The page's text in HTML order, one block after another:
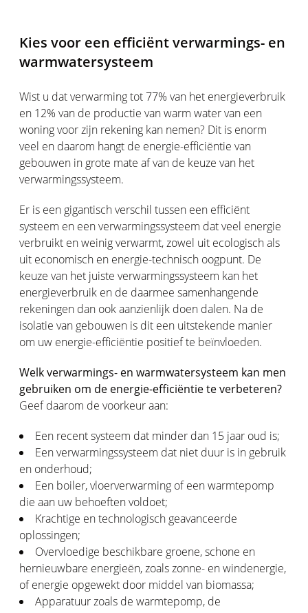
Kies voor een efficiënt verwarmings- en
warmwatersysteem
Wist u dat verwarming tot 77% van het energieverbruik
en 12% van de productie van warm water van een
woning voor zijn rekening kan nemen? Dit is enorm
veel en daarom hangt de energie-efficiëntie van
gebouwen in grote mate af van de keuze van het
verwarmingssysteem.
Er is een gigantisch verschil tussen een efficiënt
systeem en een verwarmingssysteem dat veel energie
verbruikt en weinig verwarmt, zowel uit ecologisch als
uit economisch en energie-technisch oogpunt. De
keuze van het juiste verwarmingssysteem kan het
energieverbruik en de daarmee samenhangende
rekeningen dan ook aanzienlijk doen dalen. Na de
isolatie van gebouwen is dit een uitstekende manier
om uw energie-efficiëntie positief te beïnvloeden.
Welk verwarmings- en warmwatersysteem kan men
gebruiken om de energie-efficiëntie te verbeteren?
Geef daarom de voorkeur aan:
Een recent systeem dat minder dan 15 jaar oud is;
Een verwarmingssysteem dat niet duur is in gebruik
en onderhoud;
Een boiler, vloerverwarming of een warmtepomp
die aan uw behoeften voldoet;
Krachtige en technologisch geavanceerde
oplossingen;
Overvloedige beschikbare groene, schone en
hernieuwbare energieën, zoals zonne- en windenergie,
of energie opgewekt door middel van biomassa;
Apparatuur zoals de warmtepomp, de